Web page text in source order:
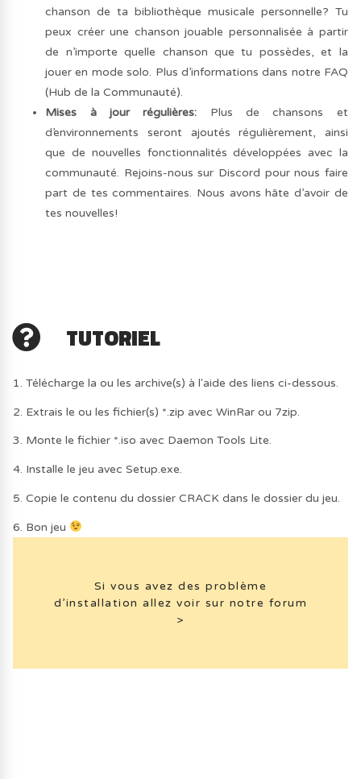
chanson de ta bibliothèque musicale personnelle? Tu
peux créer une chanson jouable personnalisée à partir
de n’importe quelle chanson que tu possèdes, et la
jouer en mode solo. Plus d’informations dans notre FAQ
(Hub de la Communauté).
Mises à jour régulières: Plus de chansons et
d’environnements seront ajoutés régulièrement, ainsi
que de nouvelles fonctionnalités développées avec la
communauté. Rejoins-nous sur Discord pour nous faire
part de tes commentaires. Nous avons hâte d’avoir de
tes nouvelles!
TUTORIEL
1. Télécharge la ou les archive(s) à l'aide des liens ci-dessous.
2. Extrais le ou les fichier(s) *.zip avec WinRar ou 7zip.
3. Monte le fichier *.iso avec Daemon Tools Lite.
4. Installe le jeu avec Setup.exe.
5. Copie le contenu du dossier CRACK dans le dossier du jeu.
6. Bon jeu
Si vous avez des problème
d’installation allez voir sur notre forum
>